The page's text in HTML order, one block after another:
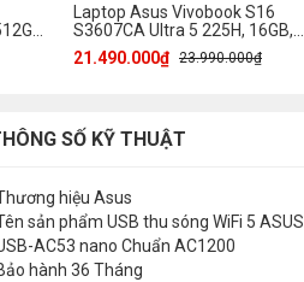
Laptop Asus Vivobook S16
S3607CA Ultra 5 225H, 16GB,
512GB, Full HD OLED
21.490.000₫ 23.990.000₫
SỐ KỸ THUẬT
hiệu Asus
sản phẩm USB thu sóng WiFi 5 ASUS
AC53 nano Chuẩn AC1200
hành 36 Tháng